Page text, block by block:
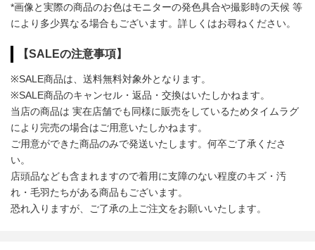
*画像と実際の商品のお色はモニターの発色具合や撮影時の天候 等
により多少異なる場合もございます。詳しくはお尋ねください。
【SALEの注意事項】
※SALE商品は、送料無料対象外となります。
※SALE商品のキャンセル・返品・交換はいたしかねます。
当店の商品は 実在店舗でも同様に販売をしているためタイムラグ
により完売の場合はご用意いたしかねます。
ご用意ができた商品のみで発送いたします。何卒ご了承くださ
い。
店頭品なども含まれますので着用に支障のない程度のキズ・汚
れ・毛羽たちがある商品もございます。
恐れ入りますが、ご了承の上ご注文をお願いいたします。